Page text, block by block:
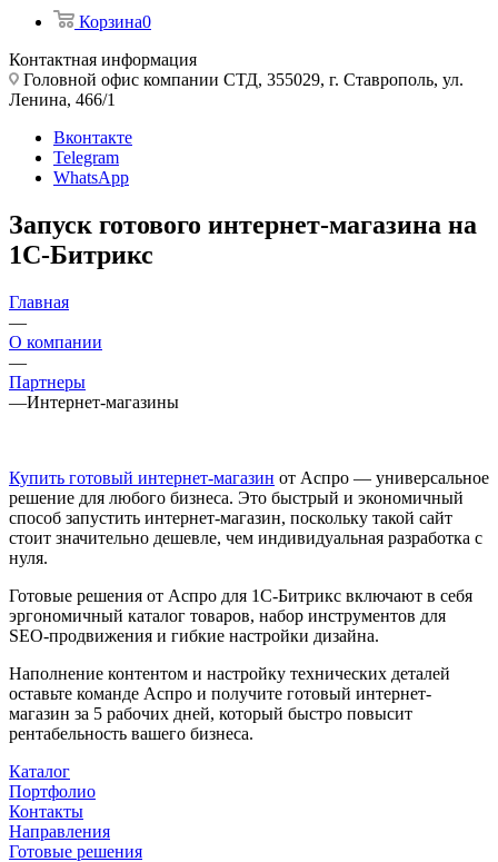
Корзина0
Контактная информация
Головной офис компании СТД, 355029, г. Ставрополь, ул.
Ленина, 466/1
Вконтакте
Telegram
WhatsApp
Запуск готового интернет-магазина на
1С-Битрикс
Главная
—
О компании
—
Партнеры
—Интернет-магазины
Купить готовый интернет-магазин от Аспро — универсальное
решение для любого бизнеса. Это быстрый и экономичный
способ запустить интернет-магазин, поскольку такой сайт
стоит значительно дешевле, чем индивидуальная разработка с
нуля.
Готовые решения от Аспро для 1С-Битрикс включают в себя
эргономичный каталог товаров, набор инструментов для
SEO-продвижения и гибкие настройки дизайна.
Наполнение контентом и настройку технических деталей
оставьте команде Аспро и получите готовый интернет-
магазин за 5 рабочих дней, который быстро повысит
рентабельность вашего бизнеса.
Каталог
Портфолио
Контакты
Направления
Готовые решения